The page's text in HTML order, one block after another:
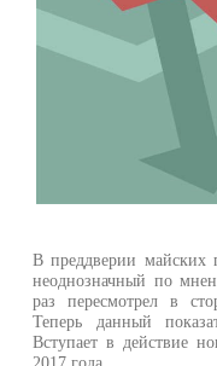
В преддверии майских
неоднозначный по
раз пересмотрел в
Теперь данный
Вступает в действие